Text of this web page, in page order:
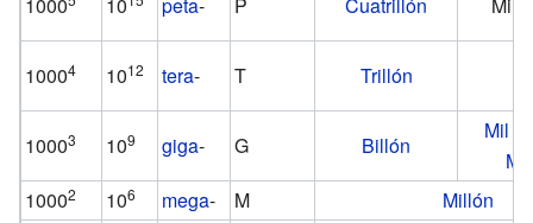
10004 1012 tera- T Trillón
10003 109 giga- G Billón
Mil
10002 106 mega- M
Millón